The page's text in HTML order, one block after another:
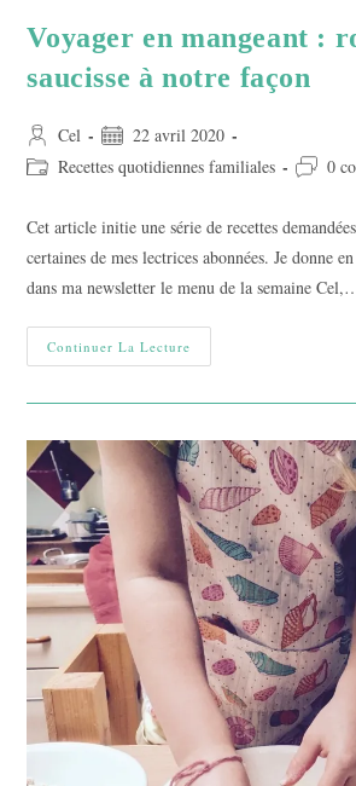
Voyager en mangeant :
saucisse à notre façon
Auteur/autrice
de
Cel
Publication
publiée :
22 avril 2020
Post Recettes quotidiennes familiales 0
Cet article initie une série de recettes
certaines de mes lectrices abonnées. Je donne
dans ma newsletter le menu de la semaine
Continuer La Lecture
En
:
À
Notre
Façon